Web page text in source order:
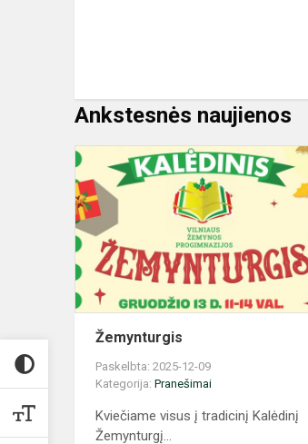
Ankstesnės naujienos
Žemynturgis
Paskelbta: 2025-12-09
Kategorija: Pranešimai
Kviečiame visus į tradicinį Kalėdinį
Žemynturgį...